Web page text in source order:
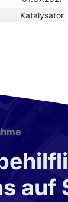
Katalysator
auf